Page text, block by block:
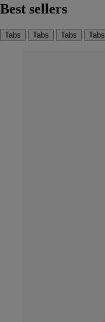
Best sellers
Tabs Tabs Tabs Tabs